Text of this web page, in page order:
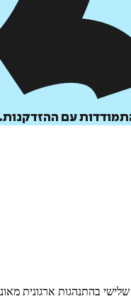
שלישי בהתנהגות ארגונית